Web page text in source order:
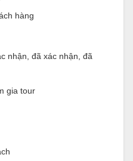
hàng
nhận, đã xác nhận, đã
gia tour